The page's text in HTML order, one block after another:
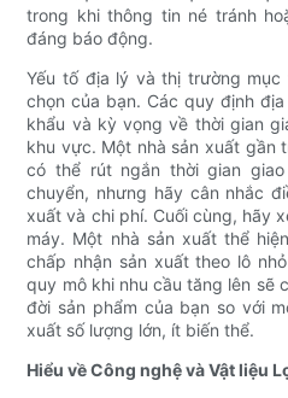
trong khi thông tin né tránh
đáng báo động.
Yếu tố địa lý và thị trường
chọn của bạn. Các quy định
khẩu và kỳ vọng về thời gian
khu vực. Một nhà sản xuất gần
có thể rút ngắn thời gian
chuyển, nhưng hãy cân nhắc
xuất và chi phí. Cuối cùng, hãy
máy. Một nhà sản xuất thể
chấp nhận sản xuất theo lô
quy mô khi nhu cầu tăng lên sẽ
đời sản phẩm của bạn so với
xuất số lượng lớn, ít biến thể.
Hiểu về Công nghệ và Vật liệu